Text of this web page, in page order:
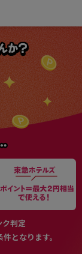
判定
となります。